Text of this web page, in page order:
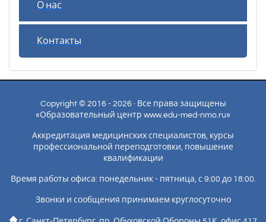
О нас
Контакты
Copyright © 2016 - 2026 · Все права защищены
«Образовательный центр www.edu-med-nmo.ru»
Аккредитация медицинских специалистов, курсы
профессиональной переподготовки, повышение
квалификации
Время работы офиса: понедельник - пятница, с 9:00 до 18:00.
Звонки и сообщения принимаем круглосуточно